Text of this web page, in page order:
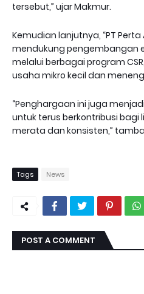
tersebut,” ujar Makmur.
Kemudian lanjutnya, “PT
mendukung pengembangan
melalui berbagai program
usaha mikro kecil dan
“Penghargaan ini juga
untuk terus berkontribusi
merata dan konsisten,”
Tags News
POST A COMMENT